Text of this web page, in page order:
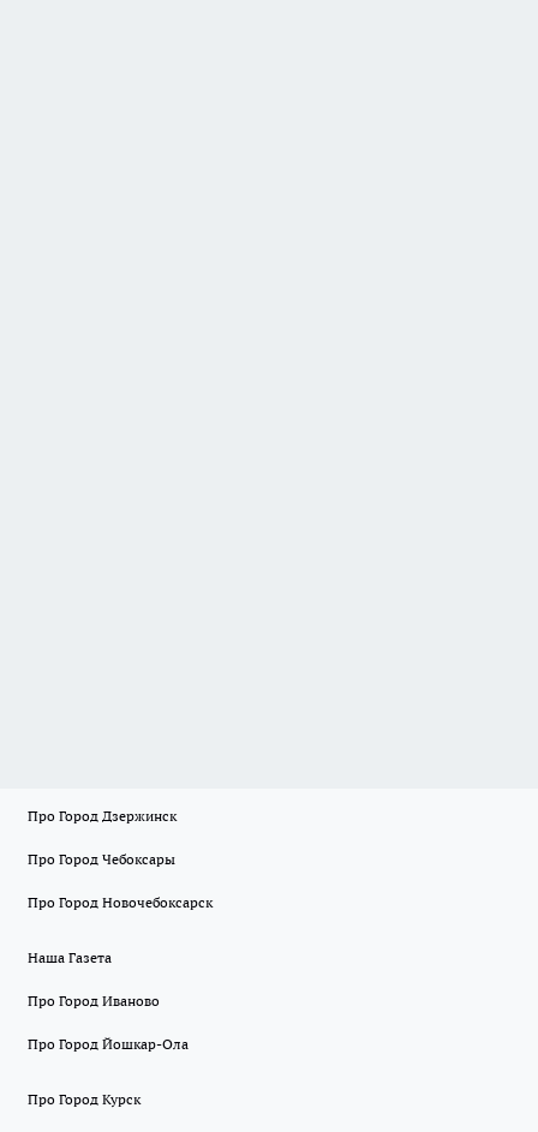
Про Город Дзержинск
Про Город Чебоксары
Про Город Новочебоксарск
Наша Газета
Про Город Иваново
Про Город Йошкар-Ола
Про Город Курск